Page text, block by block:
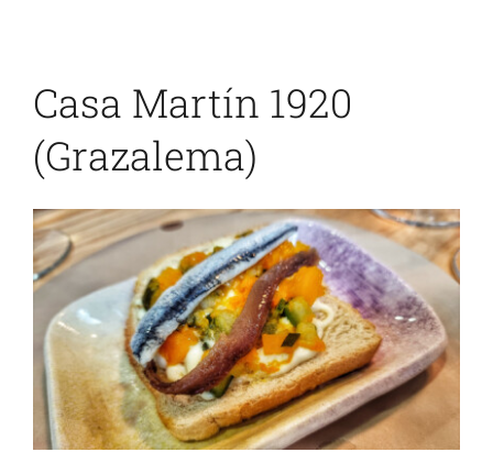
Casa Martín 1920
(Grazalema)